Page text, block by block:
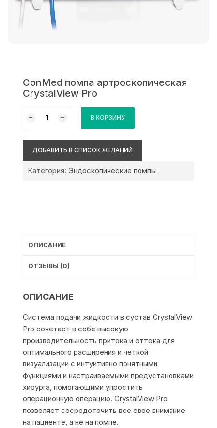
ConMed помпа артроскопическая
CrystalView Pro
товара
CrystalView
В КОРЗИНУ
ДОБАВИТЬ В СПИСОК ЖЕЛАНИЙ
Категория: Эндоскопические помпы
ОПИСАНИЕ
ОТЗЫВЫ (0)
ОПИСАНИЕ
Система подачи жидкости в сустав CrystalView
Pro сочетает в себе высокую
производительность притока и оттока для
оптимального расширения и четкой
визуализации с интуитивно понятными
функциями и настраиваемыми предустановками
хирурга, помогающими упростить
операционную операцию. CrystalView Pro
позволяет сосредоточить все свое внимание
на пациенте, а не на помпе.